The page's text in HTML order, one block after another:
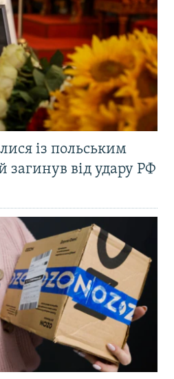
із польським
загинув від удару РФ